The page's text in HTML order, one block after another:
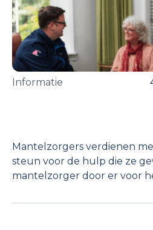
Informatie
Mantelzorgers verdienen
steun voor de hulp die ze
mantelzorger door er voor